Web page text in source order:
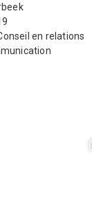
en relations